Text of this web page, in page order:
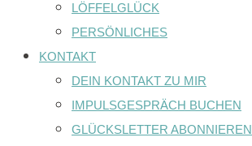
LÖFFELGLÜCK
PERSÖNLICHES
KONTAKT
DEIN KONTAKT ZU MIR
IMPULSGESPRÄCH BUCHEN
GLÜCKSLETTER ABONNIEREN